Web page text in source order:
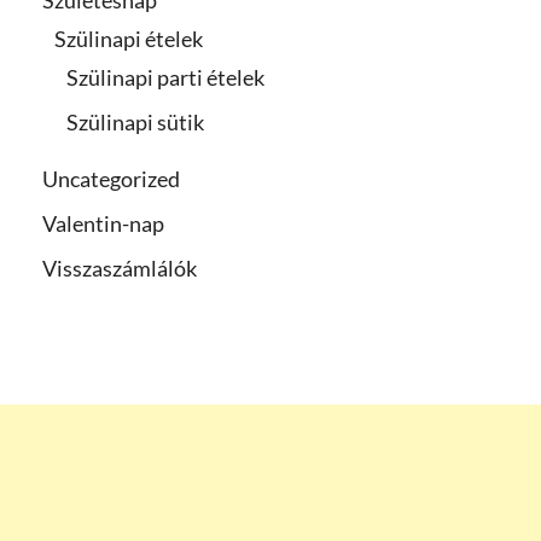
Szülinapi ételek
Szülinapi parti ételek
Szülinapi sütik
Uncategorized
Valentin-nap
Visszaszámlálók